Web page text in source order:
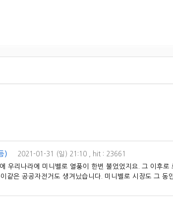
) 2021-01-31 (일) 21:10 , hit : 23661
리나라에 미니벨로 열풍이 한번 불었었지요. 그 이후로
같은 공공자전거도 생겨났습니다. 미니벨로 시장도 그 동